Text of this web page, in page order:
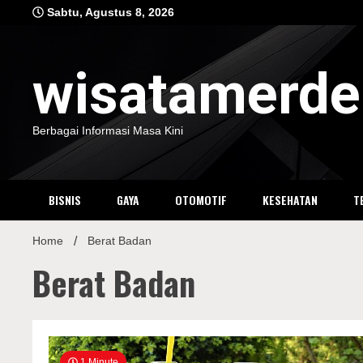
Sabtu, Agustus 8, 2026
Berbagai Informasi Masa Kini
BISNIS GAYA OTOMOTIF KESEHATAN
Home Berat Badan
Berat Badan